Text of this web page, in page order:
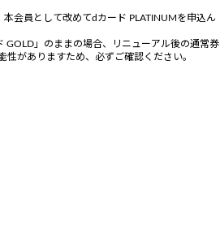
会員として改めてdカード PLATINUMを申込ん
」のままの場合、リニューアル後の通常券
がありますため、必ずご確認ください。